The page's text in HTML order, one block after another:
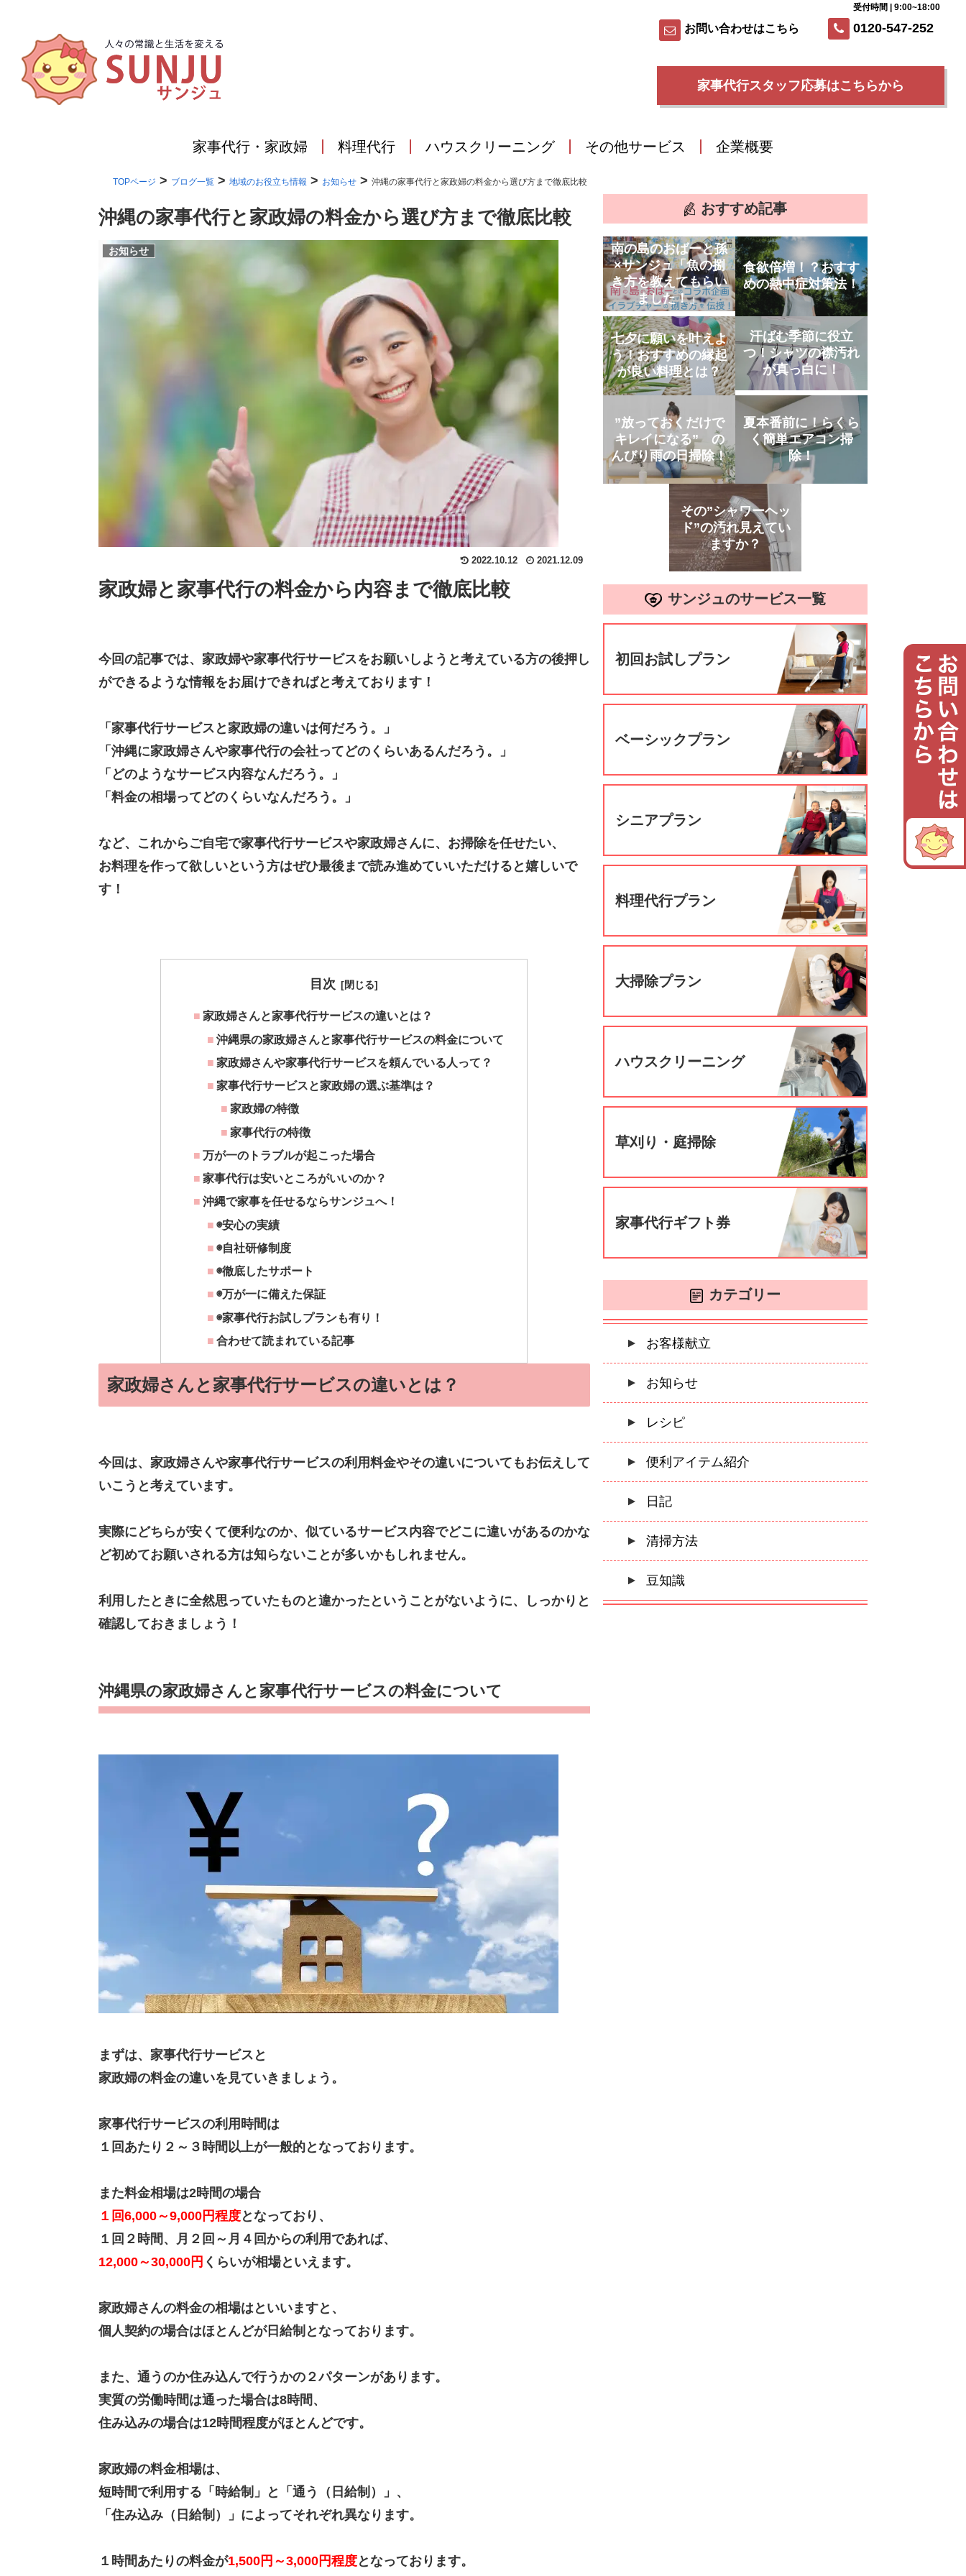
お問い合わせはこちら 0120-547-252
受付時間 | 9:00~18:00
家事代行スタッフ応募はこちらから
家事代行・家政婦 料理代行 ハウスクリーニング その他サービス 企業概要
TOPページ > ブログ一覧 > 地域のお役立ち情報 > お知らせ > 沖縄の家事代行と家政婦の料金から選び方まで徹底比較
沖縄の家事代行と家政婦の料金から選び方まで徹底比較
お知らせ
2022.10.12 2021.12.09
家政婦と家事代行の料金から内容まで徹底比較
今回の記事では、家政婦や家事代行サービスをお願いしようと考えている方の後押し
ができるような情報をお届けできればと考えております！
「家事代行サービスと家政婦の違いは何だろう。」
「沖縄に家政婦さんや家事代行の会社ってどのくらいあるんだろう。」
「どのようなサービス内容なんだろう。」
「料金の相場ってどのくらいなんだろう。」
など、これからご自宅で家事代行サービスや家政婦さんに、お掃除を任せたい、
お料理を作って欲しいという方はぜひ最後まで読み進めていいただけると嬉しいで
す！
目次
家政婦さんと家事代行サービスの違いとは？
沖縄県の家政婦さんと家事代行サービスの料金について
家政婦さんや家事代行サービスを頼んでいる人って？
家事代行サービスと家政婦の選ぶ基準は？
家政婦の特徴
家事代行の特徴
万が一のトラブルが起こった場合
家事代行は安いところがいいのか？
沖縄で家事を任せるならサンジュへ！
◉安心の実績
◉自社研修制度
◉徹底したサポート
◉万が一に備えた保証
◉家事代行お試しプランも有り！
合わせて読まれている記事
家政婦さんと家事代行サービスの違いとは？
今回は、家政婦さんや家事代行サービスの利用料金やその違いについてもお伝えして
いこうと考えています。
実際にどちらが安くて便利なのか、似ているサービス内容でどこに違いがあるのかな
ど初めてお願いされる方は知らないことが多いかもしれません。
利用したときに全然思っていたものと違かったということがないように、しっかりと
確認しておきましょう！
沖縄県の家政婦さんと家事代行サービスの料金について
まずは、家事代行サービスと
家政婦の料金の違いを見ていきましょう。
家事代行サービスの利用時間は
１回あたり２～３時間以上が一般的となっております。
また料金相場は2時間の場合
１回6,000～9,000円程度となっており、
１回２時間、月２回～月４回からの利用であれば、
12,000～30,000円 くらいが相場といえます。
家政婦さんの料金の相場はといいますと、
個人契約の場合はほとんどが日給制となっております。
また、通うのか住み込んで行うかの２パターンがあります。
実質の労働時間は通った場合は8時間、
住み込みの場合は12時間程度がほとんどです。
家政婦の料金相場は、
短時間で利用する「時給制」と「通う（日給制）」、
「住み込み（日給制）」によってそれぞれ異なります。
１時間あたりの料金が1,500円～3,000円程度となっております。
おすすめ記事
南の島のおばーと孫
×サンジュ「魚の捌
き方を教えてもらい
ました！」
食欲倍増！？おすす
めの熱中症対策法！
七夕に願いを叶えよ
う！おすすめの縁起
が良い料理とは？
汗ばむ季節に役立
つ！シャツの襟汚れ
が真っ白に！
”放っておくだけで
キレイになる” の
んびり雨の日掃除！
夏本番前に！らくら
く簡単エアコン掃
除！
その”シャワーヘッ
ド”の汚れ見えてい
ますか？
サンジュのサービス一覧
初回お試しプラン
ベーシックプラン
シニアプラン
料理代行プラン
大掃除プラン
ハウスクリーニング
草刈り・庭掃除
家事代行ギフト券
カテゴリー
お客様献立
お知らせ
レシピ
便利アイテム紹介
日記
清掃方法
豆知識